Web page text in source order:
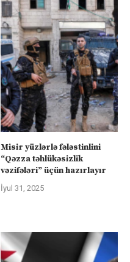
Misir yüzlərlə fələstinlini
“Qəzza təhlükəsizlik
vəzifələri” üçün hazırlayır
İyul 31, 2025